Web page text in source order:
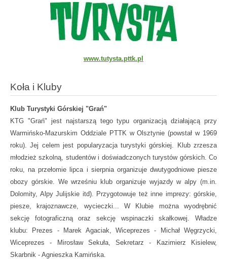
www.tutysta.pttk.pl
Koła i Kluby
Klub Turystyki Górskiej "Grań"
KTG "Grań" jest najstarszą tego typu organizacją działającą przy
Warmińsko-Mazurskim Oddziale PTTK w Olsztynie (powstał w 1969
roku). Jej celem jest popularyzacja turystyki górskiej. Klub zrzesza
młodzież szkolną, studentów i doświadczonych turystów górskich. Co
roku, na przełomie lipca i sierpnia organizuje dwutygodniowe piesze
obozy górskie. We wrześniu klub organizuje wyjazdy w alpy (m.in.
Dolomity, Alpy Julijskie itd). Przygotowuje też inne imprezy: górskie,
piesze, krajoznawcze, wycieczki... W Klubie można wyodrębnić
sekcję fotograficzną oraz sekcję wspinaczki skałkowej. Władze
klubu: Prezes - Marek Agaciak, Wiceprezes - Michał Węgrzycki,
Wiceprezes - Mirosław Sekuła, Sekretarz - Kazimierz Kisielew,
Skarbnik - Agnieszka Kamińska.